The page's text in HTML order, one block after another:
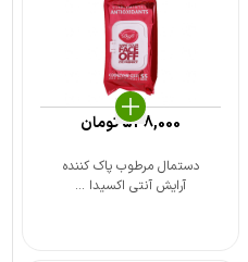
دستمال مرطوب پاک کننده
آرایش آنتی اکسیدا ...
548,000تومان